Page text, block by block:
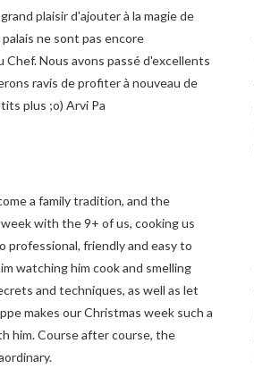
plaisir d'ajouter à la magie de
ne sont pas encore
Nous avons passé d'excellents
ravis de profiter à nouveau de
plus ;o) Arvi Pa
a family tradition, and the
with the 9+ of us, cooking us
professional, friendly and easy to
watching him cook and smelling
and techniques, as well as let
makes our Christmas week such a
him. Course after course, the